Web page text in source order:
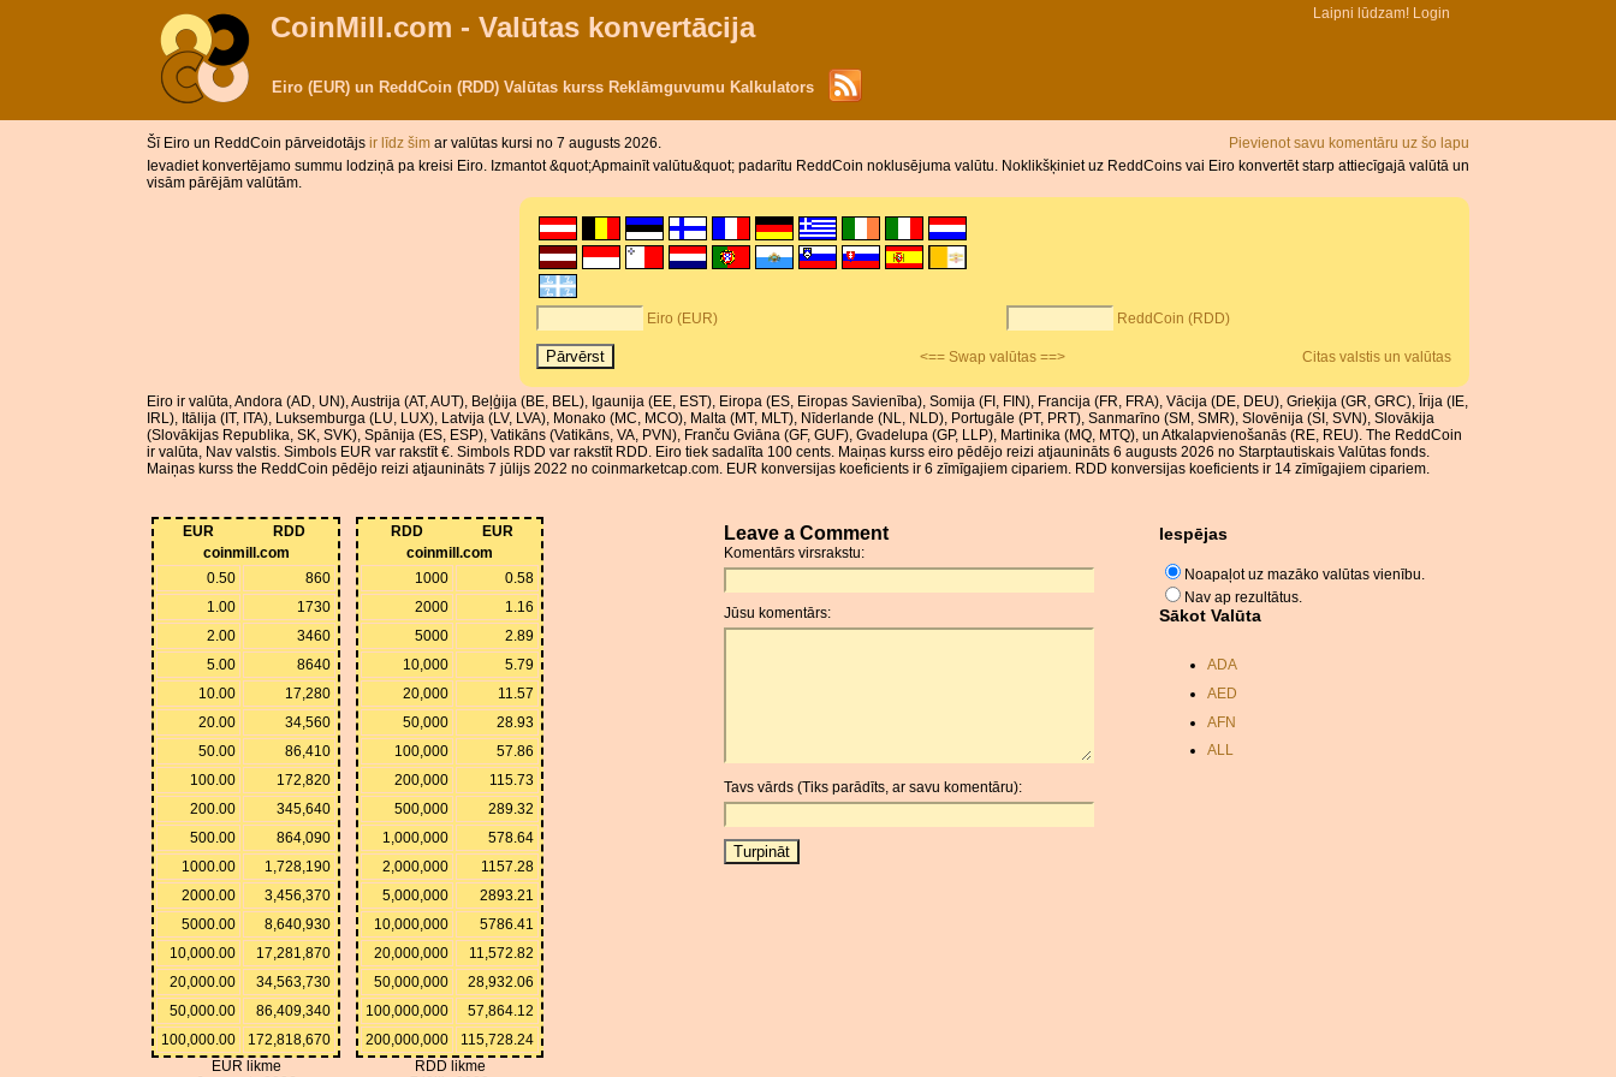
CoinMill.com - Valūtas konvertācija Laipni lūdzam! Login
Eiro (EUR) un ReddCoin (RDD) Valūtas kurss Reklāmguvumu Kalkulators
Pievienot savu komentāru uz šo lapu
Šī Eiro un ReddCoin pārveidotājs ir līdz šim ar valūtas kursi no 7 augusts 2026.
Ievadiet konvertējamo summu lodziņā pa kreisi Eiro. Izmantot &quot;Apmainīt valūtu&quot; padarītu ReddCoin noklusējuma valūtu. Noklikšķiniet uz ReddCoins vai Eiro konvertēt starp attiecīgajā valūtā un
visām pārējām valūtām.
Eiro (EUR) ReddCoin (RDD)
<== Swap valūtas ==> Citas valstis un valūtas
Eiro ir valūta, Andora (AD, UN), Austrija (AT, AUT), Beļģija (BE, BEL), Igaunija (EE, EST), Eiropa (ES, Eiropas Savienība), Somija (FI, FIN), Francija (FR, FRA), Vācija (DE, DEU), Grieķija (GR, GRC), Īrija (IE,
IRL), Itālija (IT, ITA), Luksemburga (LU, LUX), Latvija (LV, LVA), Monako (MC, MCO), Malta (MT, MLT), Nīderlande (NL, NLD), Portugāle (PT, PRT), Sanmarīno (SM, SMR), Slovēnija (SI, SVN), Slovākija
(Slovākijas Republika, SK, SVK), Spānija (ES, ESP), Vatikāns (Vatikāns, VA, PVN), Franču Gviāna (GF, GUF), Gvadelupa (GP, LLP), Martinika (MQ, MTQ), un Atkalapvienošanās (RE, REU). The ReddCoin
ir valūta, Nav valstis. Simbols EUR var rakstīt €. Simbols RDD var rakstīt RDD. Eiro tiek sadalīta 100 cents. Maiņas kurss eiro pēdējo reizi atjaunināts 6 augusts 2026 no Starptautiskais Valūtas fonds.
Maiņas kurss the ReddCoin pēdējo reizi atjaunināts 7 jūlijs 2022 no coinmarketcap.com. EUR konversijas koeficients ir 6 zīmīgajiem cipariem. RDD konversijas koeficients ir 14 zīmīgajiem cipariem.
EUR
RDD
coinmill.com
0.50
860
1.00
1730
2.00
3460
5.00
8640
10.00
17,280
20.00
34,560
50.00
86,410
100.00
172,820
200.00
345,640
500.00
864,090
1000.00
1,728,190
2000.00
3,456,370
5000.00
8,640,930
10,000.00
17,281,870
20,000.00
34,563,730
50,000.00
86,409,340
100,000.00
172,818,670
EUR likme
RDD
EUR
coinmill.com
1000
0.58
2000
1.16
5000
2.89
10,000
5.79
20,000
11.57
50,000
28.93
100,000
57.86
200,000
115.73
500,000
289.32
1,000,000
578.64
2,000,000
1157.28
5,000,000
2893.21
10,000,000
5786.41
20,000,000
11,572.82
50,000,000
28,932.06
100,000,000
57,864.12
200,000,000
115,728.24
RDD likme
Leave a Comment
Komentārs virsrakstu:
Jūsu komentārs:
Tavs vārds (Tiks parādīts, ar savu komentāru):
Iespējas
Noapaļot uz mazāko valūtas vienību.
Nav ap rezultātus.
Sākot Valūta
ADA
AED
AFN
ALL